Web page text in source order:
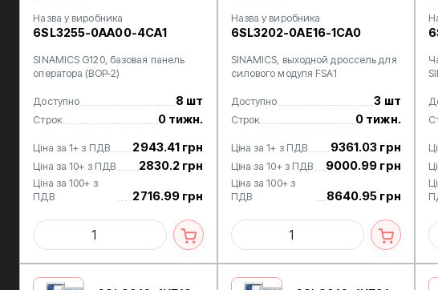
Назва у виробника
6SL3255-0AA00-4CA1
SINAMICS G120, базовая панель
оператора (BOP-2)
Доступно 8 шт
Строк 0 тижн.
Ціна за 1+ з ПДВ 2943.41 грн
Ціна за 10+ з ПДВ 2830.2 грн
Ціна за 100+ з
ПДВ
2716.99 грн
Назва у виробника
6SL3202-0AE16-1CA0
SINAMICS, выходной дроссель для
силового модуля FSA1
Доступно 3 шт
Строк 0 тижн.
Ціна за 1+ з ПДВ 9361.03 грн
Ціна за 10+ з ПДВ 9000.99 грн
Ціна за 100+ з
ПДВ
8640.95 грн